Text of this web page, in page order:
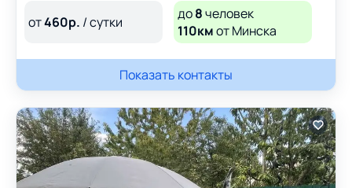
от460р. / сутки до8человек
110кмот Минска
Показать контакты